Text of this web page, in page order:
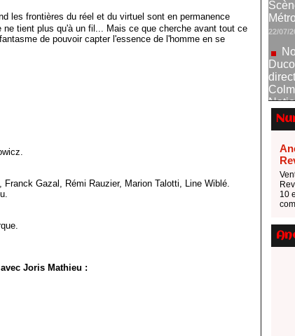
les frontières du réel et du virtuel sont en permanence
tient plus qu'à un fil... Mais ce que cherche avant tout ce
de pouvoir capter l'essence de l'homme en se
Gazal, Rémi Rauzier, Marion Talotti, Line Wiblé.
Joris Mathieu :
07/07/
TNP
02/07/
23/06/
10